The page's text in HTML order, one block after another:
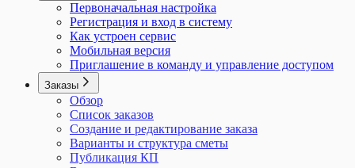
Первоначальная настройка
Регистрация и вход в систему
Как устроен сервис
Мобильная версия
Приглашение в команду и управление доступом
Заказы
Обзор
Список заказов
Создание и редактирование заказа
Варианты и структура сметы
Публикация КП